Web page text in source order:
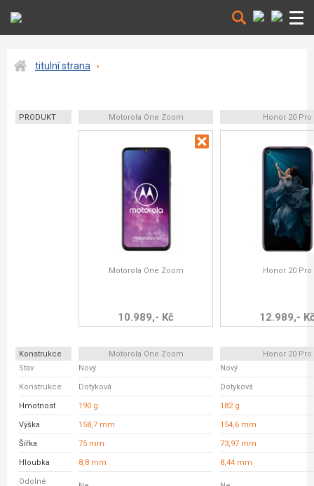
titulní strana
PRODUKT Motorola One Zoom Honor 20 Pro
Motorola One Zoom
10.989,- Kč
Honor 20 Pro
12.989,-
Konstrukce Motorola One Zoom
Honor 20 Pro
Stav
Nový Nový
Konstrukce Dotyková Dotyková
Hmotnost 190 g 182 g
Výška 158,7 mm 154,6 mm
Šířka 75 mm 73,97 mm
Hloubka 8,8 mm 8,44 mm
Odolné